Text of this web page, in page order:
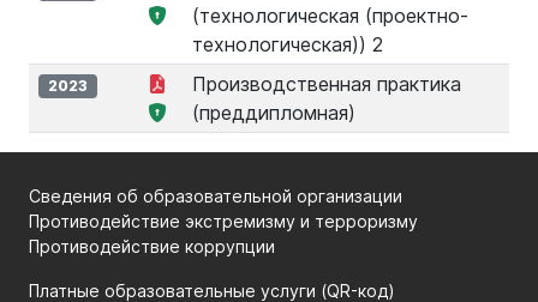
(технологическая (проектно-
технологическая)) 2
2023
Производственная практика
(преддипломная)
Сведения об образовательной организации
Противодействие экстремизму и терроризму
Противодействие коррупции
Платные образовательные услуги (QR-код)